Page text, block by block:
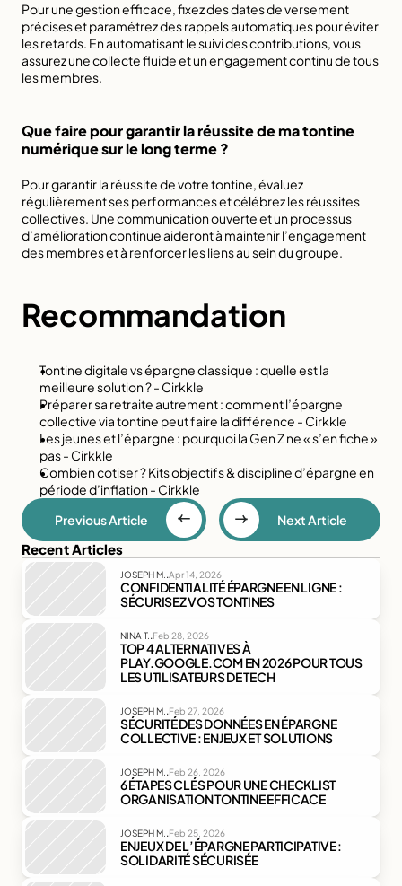
Pour une gestion efficace, fixez des dates de versement
précises et paramétrez des rappels automatiques pour éviter
les retards. En automatisant le suivi des contributions, vous
assurez une collecte fluide et un engagement continu de tous
les membres.
Que faire pour garantir la réussite de ma tontine
numérique sur le long terme ?
Pour garantir la réussite de votre tontine, évaluez
régulièrement ses performances et célébrez les réussites
collectives. Une communication ouverte et un processus
d’amélioration continue aideront à maintenir l’engagement
des membres et à renforcer les liens au sein du groupe.
Recommandation
Tontine digitale vs épargne classique : quelle est la
meilleure solution ? - Cirkkle
Préparer sa retraite autrement : comment l’épargne
collective via tontine peut faire la différence - Cirkkle
Les jeunes et l’épargne : pourquoi la Gen Z ne « s’en fiche »
pas - Cirkkle
Combien cotiser ? Kits objectifs & discipline d’épargne en
période d’inflation - Cirkkle
Previous Article
Next Article
Recent Articles
JOSEPH M. .Apr 14, 2026
CONFIDENTIALITÉ ÉPARGNE EN LIGNE :
SÉCURISEZ VOS TONTINES
NINA T. .Feb 28, 2026
TOP 4 ALTERNATIVES À
PLAY.GOOGLE.COM EN 2026 POUR TOUS
LES UTILISATEURS DE TECH
JOSEPH M. .Feb 27, 2026
SÉCURITÉ DES DONNÉES EN ÉPARGNE
COLLECTIVE : ENJEUX ET SOLUTIONS
JOSEPH M. .Feb 26, 2026
6 ÉTAPES CLÉS POUR UNE CHECKLIST
ORGANISATION TONTINE EFFICACE
JOSEPH M. .Feb 25, 2026
ENJEUX DE L’ÉPARGNE PARTICIPATIVE :
SOLIDARITÉ SÉCURISÉE